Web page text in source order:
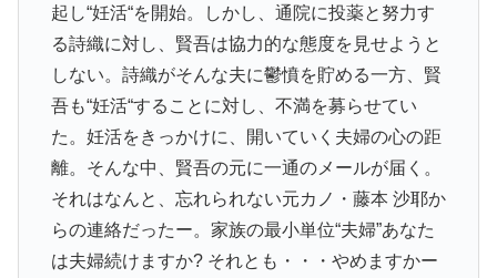
起し“妊活“を開始。しかし、通院に投薬と努力す
る詩織に対し、賢吾は協力的な態度を見せようと
しない。詩織がそんな夫に鬱憤を貯める一方、賢
吾も“妊活“することに対し、不満を募らせてい
た。妊活をきっかけに、開いていく夫婦の心の距
離。そんな中、賢吾の元に一通のメールが届く。
それはなんと、忘れられない元カノ・藤本 沙耶か
らの連絡だったー。家族の最小単位“夫婦”あなた
は夫婦続けますか? それとも・・・やめますかー